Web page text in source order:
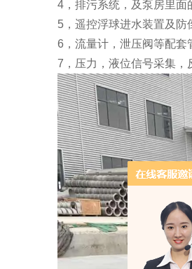
4，排污系统，及泵房里面
5，遥控浮球进水装置及防
6，流量计，泄压阀等配套
7，压力，液位信号采集，